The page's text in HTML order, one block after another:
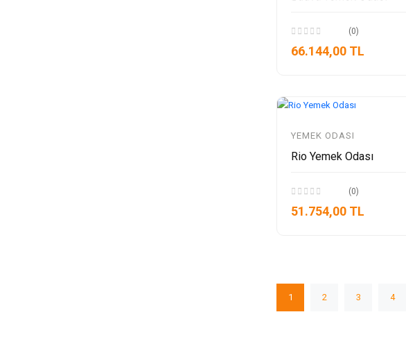
(0)
66.144,00 TL
YEMEK ODASI
Rio Yemek Odası
(0)
51.754,00 TL
1 2 3 4